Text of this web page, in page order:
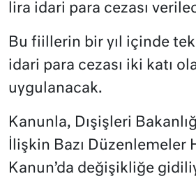
lira idari para cezası
Bu fiillerin bir yıl içinde
idari para cezası iki katı
uygulanacak.
Kanunla, Dışişleri
İlişkin Bazı Düzenlemeler
Kanun’da değişikliğe